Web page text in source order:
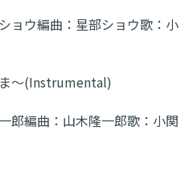
ョウ編曲： 星部ショウ歌： 小
～(Instrumental)
郎編曲： 山木隆一郎歌： 小関